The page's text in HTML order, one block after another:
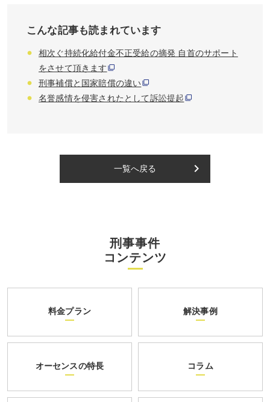
こんな記事も読まれています
相次ぐ持続化給付金不正受給の摘発 自首のサポート
をさせて頂きます
刑事補償と国家賠償の違い
名誉感情を侵害されたとして訴訟提起
一覧へ戻る keyboard_arrow_right
刑事事件
コンテンツ
料金プラン 解決事例
オーセンスの特長 コラム